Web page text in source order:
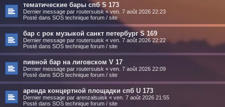
тематические бары спб S 173
Dernier message par routersuisk«ven. 7 août 2026 22:23
Posté dans SOS technique forum / site
бар с рок музыкой санкт петербург S 169
Dernier message par routersuisk « ven. 7 août 2026 22:22
Posté dans SOS technique forum / site
пивной бар на лиговском V 17
Dernier message par routersuisk « ven. 7 août 2026 22:09
Posté dans SOS technique forum / site
аренда концертной площадки спб U 173
Dernier message par arenzalsuisk « ven. 7 août 2026 21:55
Posté dans SOS technique forum / site